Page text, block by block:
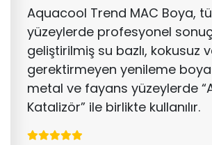
Aquacool Trend MAC Boya,
yüzeylerde profesyonel
geliştirilmiş su bazlı, kokusuz
gerektirmeyen yenileme
metal ve fayans yüzeylerde
Katalizör” ile birlikte kullanılır.